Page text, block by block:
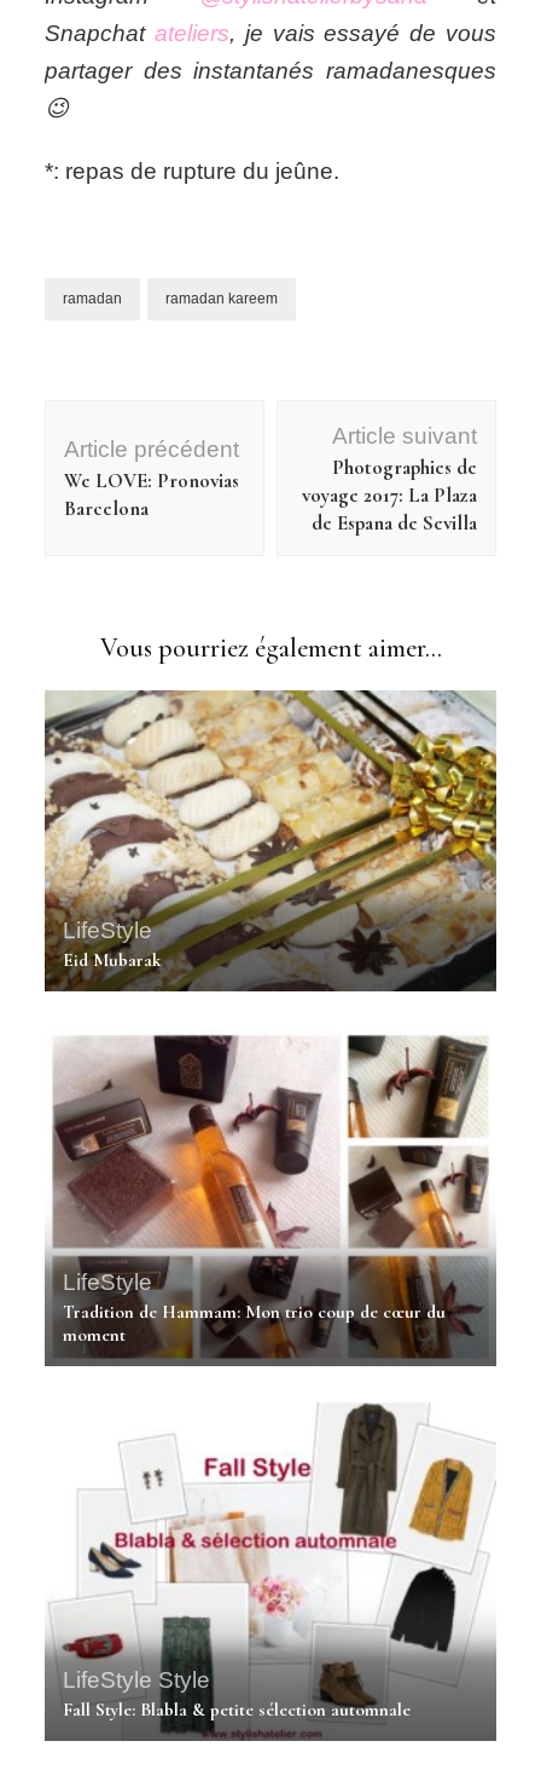
Snapchatateliers, je vais essayé de vous
partager des instantanés ramadanesques
😉
*: repas de rupture du jeûne.
ramadan ramadan kareem
d'article
Article précédent
We LOVE: Pronovias
Barcelona
Article suivant
Photographies de
voyage 2017: La Plaza
de Espana de Sevilla
Vous pourriez également aimer...
LifeStyle
Eid Mubarak
LifeStyle
Tradition de Hammam: Mon trio coup de cœur du
moment
LifeStyle Style
Fall Style: Blabla & petite sélection automnale